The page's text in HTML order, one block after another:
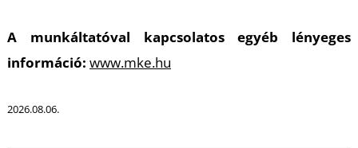
A munkáltatóval kapcsolatos egyéb lényeges
információ: www.mke.hu
2026.08.06.